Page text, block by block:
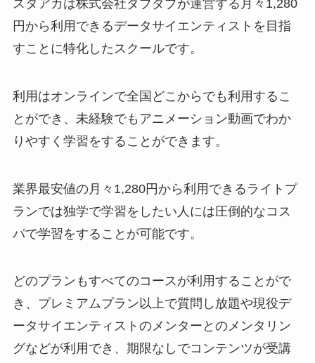
スタアカは株式会社ダブダブが運営する月々1,280
円から利用できるデータサイエンティストを目指
すことに特化したスクールです。
利用はオンラインで全国どこからでも利用するこ
とができ、未経験でもアニメーション動画でわか
りやすく学習をすることができます。
業界最安値の月々1,280円から利用できるライトプ
ランでは独学で学習をしたい人には圧倒的なコス
パで学習をすることが可能です。
どのプランもすべてのコースが利用することがで
き、プレミアムプラン以上で質問し放題や現役デ
ータサイエンティストのメンターとのメンタリン
グなどが利用でき、期限なしでコンテンツが受講